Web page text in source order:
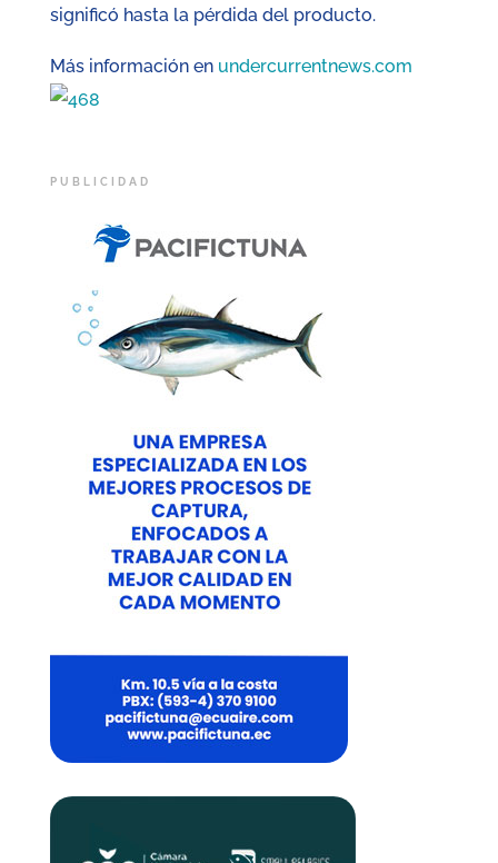
significó hasta la pérdida del producto.
Más información en undercurrentnews.com